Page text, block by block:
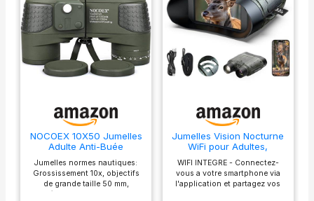
bonne vue
d'ensemble lors de
la reconnaissance
des obstacles
EXCELLENTE
robuste, étanche
jusqu'à 5 m, pas de
buée grâce au
remplissage sous
pression d'azote,
armure en
NOCOEX 10X50 Jumelles
Adulte Anti-Buée
Télémètre Interne et
Boussole,pour la
Navigation, la Navigation
Jumelles normes nautiques:
Grossissement 10x, objectifs
de grande taille 50 mm,
Jumelles Vision Nocturne
WiFi pour Adultes,
112MP, Zoom 12X et
Ecran HD, Batterie
5000mAh avec Carte
WIFI INTEGRE - Connectez-
vous a votre smartphone via
l'application et partagez vos